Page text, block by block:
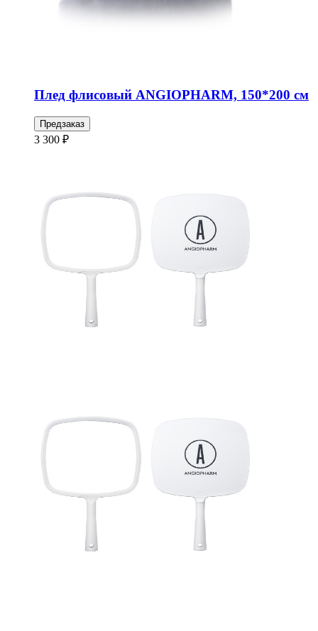
Плед флисовый ANGIOPHARM, 150*200 см
Предзаказ
3 300 ₽